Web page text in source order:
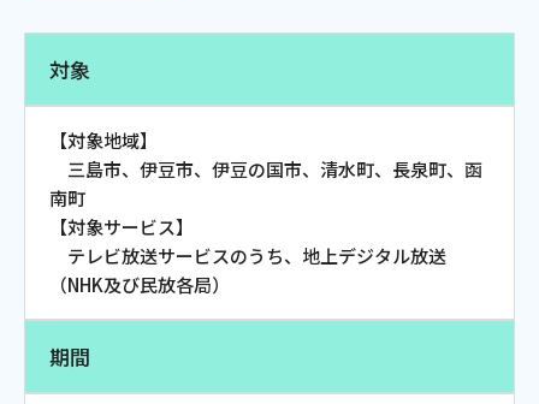
動画配信
おトクな情報 料金案内
対象
【対象地域】
三島市、伊豆市、伊豆の国市、清水町、長泉町、函
南町
【対象サービス】
テレビ放送サービスのうち、地上デジタル放送
（NHK及び民放各局）
期間